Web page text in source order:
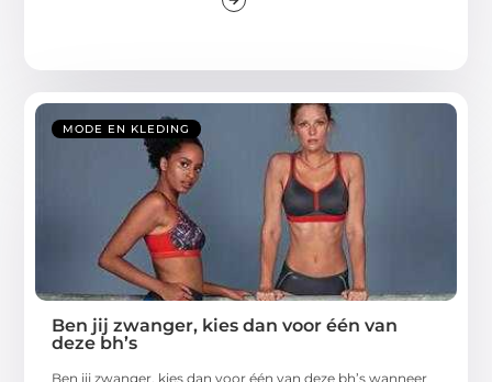
MODE EN KLEDING
Ben jij zwanger, kies dan voor één van
deze bh’s
Ben jij zwanger, kies dan voor één van deze bh’s wanneer